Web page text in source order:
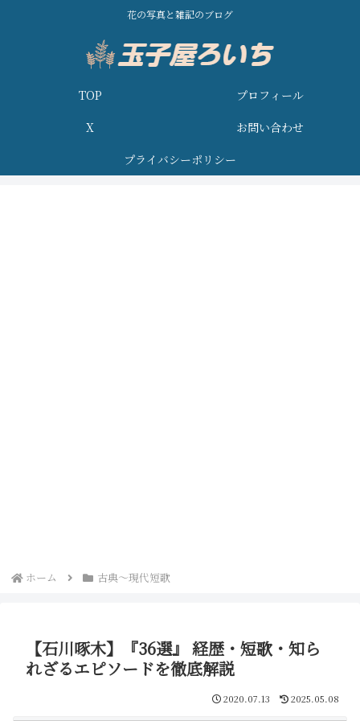
花の写真と雑記のブログ
TOP
プロフィール
X
お問い合わせ
プライバシーポリシー
ホーム 古典～現代短歌
【石川啄木】『36選』 経歴・短歌・知ら
れざるエピソードを徹底解説
2020.07.13 2025.05.08